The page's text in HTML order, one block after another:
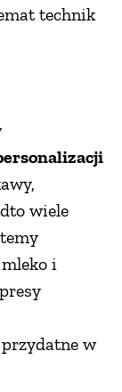
technik
wiele
i
w